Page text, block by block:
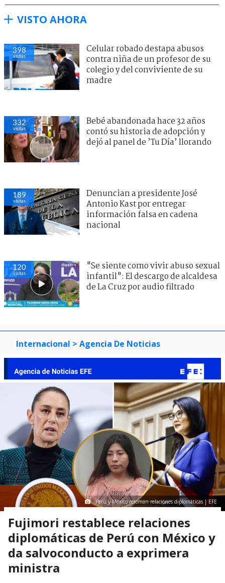
VISTO AHORA
398
visitas
Celular robado destapa abusos
contra niña de un profesor de su
colegio y del conviviente de su
madre
332
visitas
Bebé abandonada hace 32 años
contó su historia de adopción y
dejó al panel de ’Tu Día’ llorando
189
visitas
Denuncian a presidente José
Antonio Kast por entregar
información falsa en cadena
nacional
120
visitas
"Se siente como vivir abuso sexual
infantil": El descargo de alcaldesa
de La Cruz por audio filtrado
Internacional > Agencia De Noticias
Perú y México retoman relaciones diplomáticas | EFE
Fujimori restablece relaciones
diplomáticas de Perú con México y
da salvoconducto a exprimera
ministra